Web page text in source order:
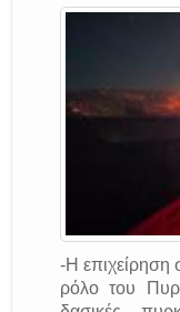
-Η επιχείρηση
ρόλο του